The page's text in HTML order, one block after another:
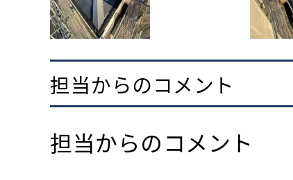
担当からのコメント
担当からのコメント